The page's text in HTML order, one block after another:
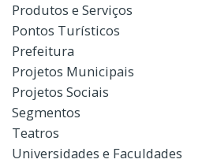
Produtos e Serviços
Pontos Turísticos
Prefeitura
Projetos Municipais
Projetos Sociais
Segmentos
Teatros
Universidades e Faculdades